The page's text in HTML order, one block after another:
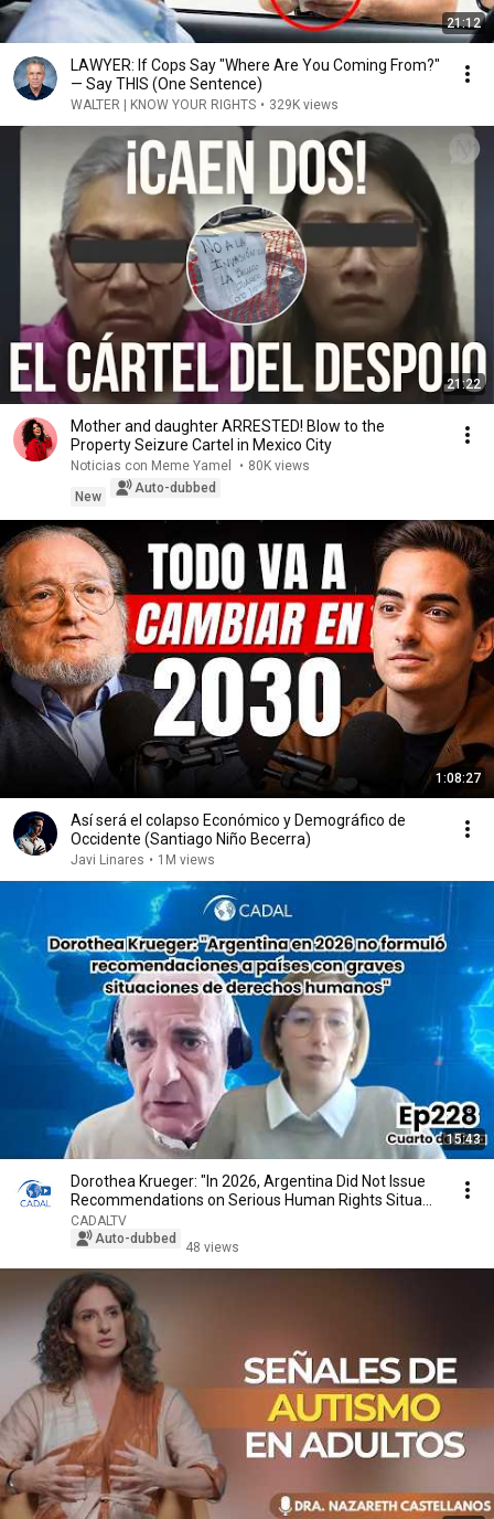
21:12
LAWYER: If Cops Say "Where Are You Coming From?"
— Say THIS (One Sentence)
WALTER | KNOW YOUR RIGHTS • 329K views
21:22
Mother and daughter ARRESTED! Blow to the
Property Seizure Cartel in Mexico City
Noticias con Meme Yamel • 80K views
New
Auto-dubbed
1:08:27
Así será el colapso Económico y Demográfico de
Occidente (Santiago Niño Becerra)
Javi Linares • 1M views
15:43
Dorothea Krueger: "In 2026, Argentina Did Not Issue
Recommendations on Serious Human Rights Situa...
CADALTV
Auto-dubbed
48 views